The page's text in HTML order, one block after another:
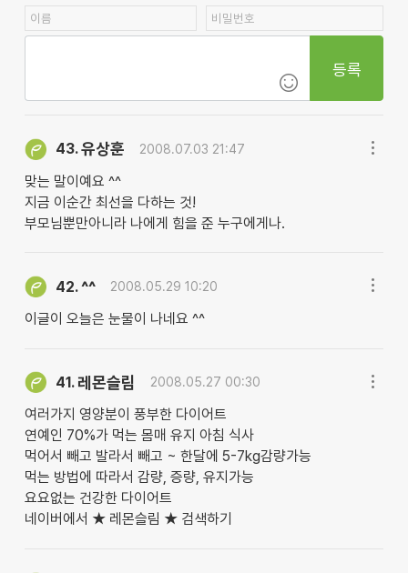
등록
43.유상훈 2008.07.03 21:47
맞는 말이예요 ^^
지금 이순간 최선을 다하는 것!
부모님뿐만아니라 나에게 힘을 준 누구에게나.
42.^^ 2008.05.29 10:20
이글이 오늘은 눈물이 나네요 ^^
41. 레몬슬림 2008.05.27 00:30
여러가지 영양분이 풍부한 다이어트
연예인 70%가 먹는 몸매 유지 아침 식사
먹어서 빼고 발라서 빼고 ~ 한달에 5-7kg감량가능
먹는 방법에 따라서 감량, 증량, 유지가능
요요없는 건강한 다이어트
네이버에서 ★ 레몬슬림 ★ 검색하기